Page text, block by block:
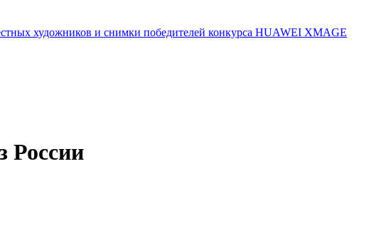
художников и снимки победителей конкурса HUAWEI XMAGE
России